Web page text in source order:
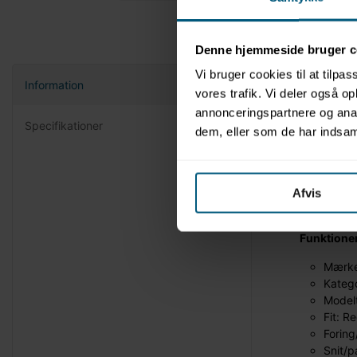
Denne hjemmeside bruger
Vi bruger cookies til at
vores trafik. Vi deler også
annonceringspartnere og
dem, eller som de har
Afvis
Information
Specifikationer
LML
vigtigt.
resultat,
arbejde
Fit:
Snit/